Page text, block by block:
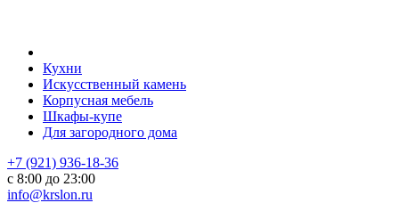
Кухни
Искусственный камень
Корпусная мебель
Шкафы-купе
Для загородного дома
+7 (921) 936-18-36
с 8:00 до 23:00
info@krslon.ru